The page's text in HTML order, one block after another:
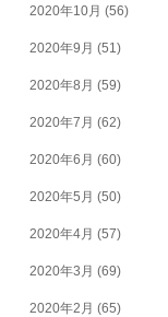
2020年10月 (56)
2020年9月 (51)
2020年8月 (59)
2020年7月 (62)
2020年6月 (60)
2020年5月 (50)
2020年4月 (57)
2020年3月 (69)
2020年2月 (65)